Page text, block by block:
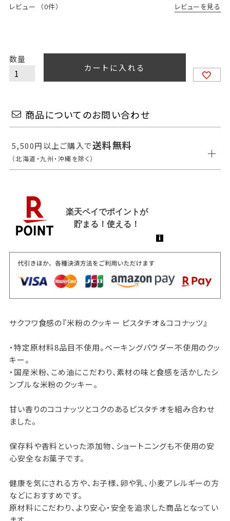
レビュー （0件） レビューを見る
カートに入れる
商品についてのお問い合わせ
5,500円以上ご購入で送料無料
（北海道・九州・沖縄を除く）
サクフワ食感の『米粉のクッキー ピスタチオ＆ココナッツ』
・特定原材料8品目不使用。ベーキングパウダー不使用のクッ
キー。
・国産米粉、こめ油にこだわり、素材の味と食感を活かしたシ
ンプルな米粉のクッキー。
甘い香りのココナッツとコクのあるピスタチオを組み合わせ
ました。
保存料や香料といった添加物、ショートニングも不使用の安
心安全なお菓子です。
健康を気にされる方や、お子様、卵や乳、小麦アレルギーの方
などにおすすめです。
原材料にこだわり、より安心・安全を追求した商品となってい